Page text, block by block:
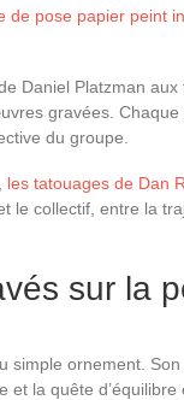
de pose papier peint
Daniel Platzman aux
gravées.
du groupe.
les tatouages de Dan
le collectif, entre la
sur la
simple ornement.
et la quête d’équilibre